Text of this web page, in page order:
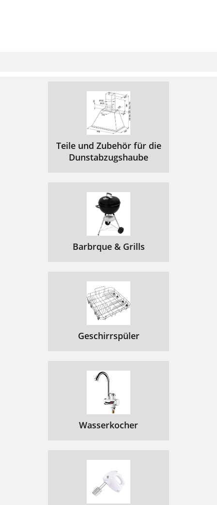
Teile und Zubehör für die
Dunstabzugshaube
Barbrque & Grills
Geschirrspüler
Wasserkocher